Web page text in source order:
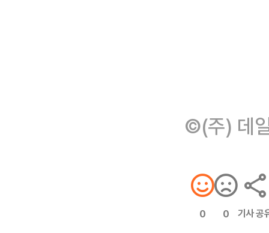
©(주) 데
0 0 기사 공